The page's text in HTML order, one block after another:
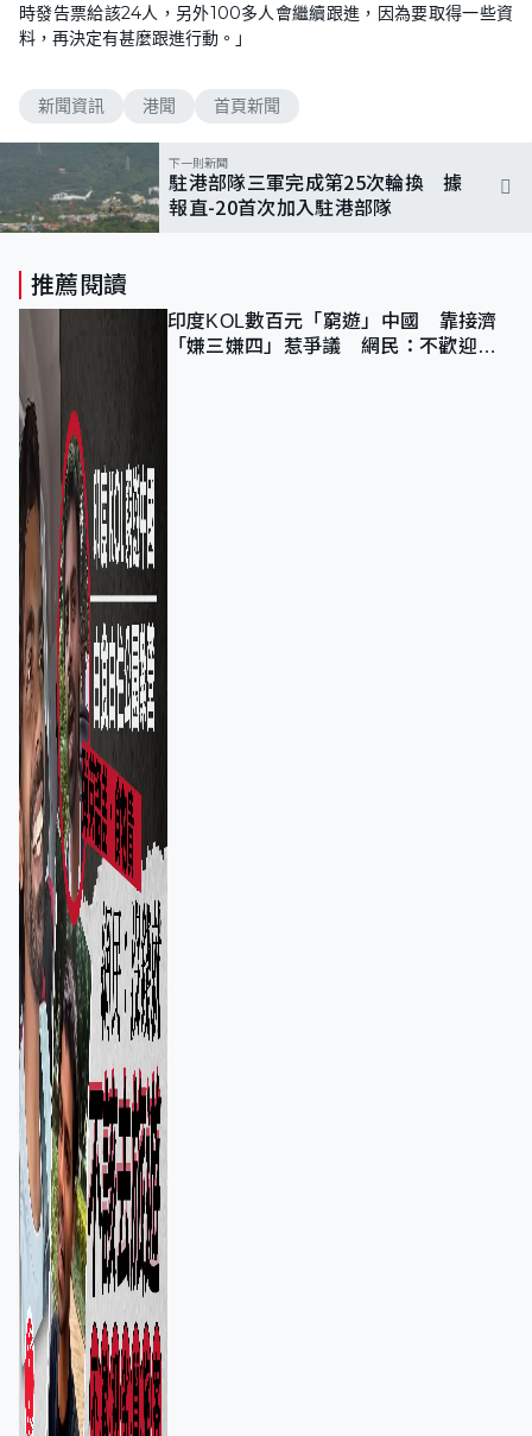
時發告票給該24人，另外100多人會繼續跟進，因為要取得一些資
料，再決定有甚麼跟進行動。」
新聞資訊 港聞 首頁新聞
下一則新聞
駐港部隊三軍完成第25次輪換 據
報直-20首次加入駐港部隊
推薦閱讀
印度KOL數百元「窮遊」中國 靠接濟
「嫌三嫌四」惹爭議 網民：不歡迎劣